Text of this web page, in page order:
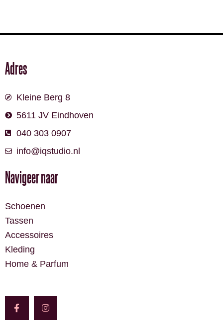
Adres
Kleine Berg 8
5611 JV Eindhoven
040 303 0907
info@iqstudio.nl
Navigeer naar
Schoenen
Tassen
Accessoires
Kleding
Home & Parfum
c
e
b
s
t
a